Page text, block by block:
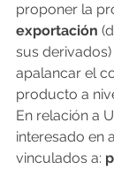
proponer la
exportación
sus
apalancar el
producto a
En relación a
interesado en
vinculados a: